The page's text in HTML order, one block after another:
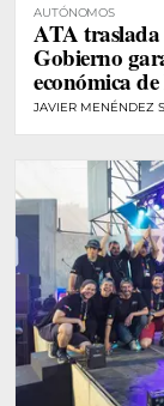
AUTÓNOMOS
ATA traslada
Gobierno
económica
JAVIER MENÉNDEZ